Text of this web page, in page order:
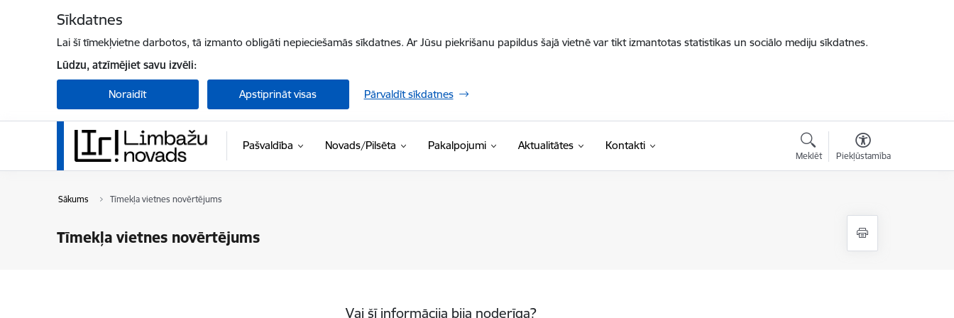
Sīkdatnes
Lai šī tīmekļvietne darbotos, tā izmanto obligāti nepieciešamās sīkdatnes. Ar Jūsu piekrišanu papildus šajā vietnē var tikt izmantotas statistikas un sociālo mediju sīkdatnes.
Lūdzu, atzīmējiet savu izvēli:
Noraidīt Apstiprināt visas Pārvaldīt sīkdatnes
Pašvaldība Novads/Pilsēta Pakalpojumi Aktualitātes Kontakti
Meklēt Piekļūstamība
Sākums Tīmekļa vietnes novērtējums
Tīmekļa vietnes novērtējums
Vai šī informācija bija noderīga?